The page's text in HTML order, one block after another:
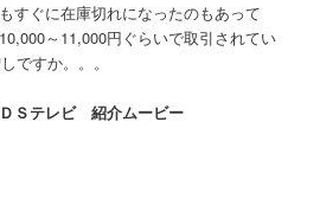
すぐに在庫切れになったのもあって
～11,000円ぐらいで取引されてい
ですか。。。
Ｓテレビ 紹介ムービー